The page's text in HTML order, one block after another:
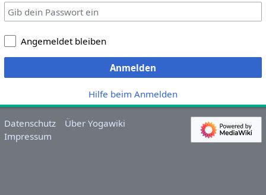
Angemeldet bleiben
Anmelden
Hilfe beim Anmelden
Datenschutz
Über Yogawiki
Impressum